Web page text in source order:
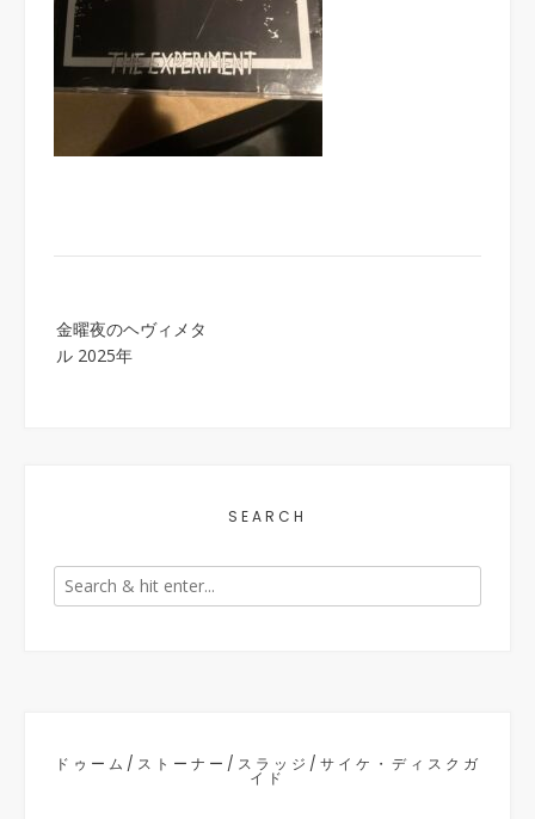
navigation
金曜夜のヘヴィメタ
ル 2025年
SEARCH
ドゥーム/ストーナー/スラッジ/サイケ・ディスクガ
イド